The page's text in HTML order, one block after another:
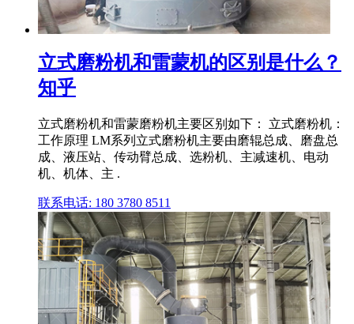
立式磨粉机和雷蒙机的区别是什么？
知乎
立式磨粉机和雷蒙磨粉机主要区别如下： 立式磨粉机：
工作原理 LM系列立式磨粉机主要由磨辊总成、磨盘总
成、液压站、传动臂总成、选粉机、主减速机、电动
机、机体、主 .
联系电话: 180 3780 8511